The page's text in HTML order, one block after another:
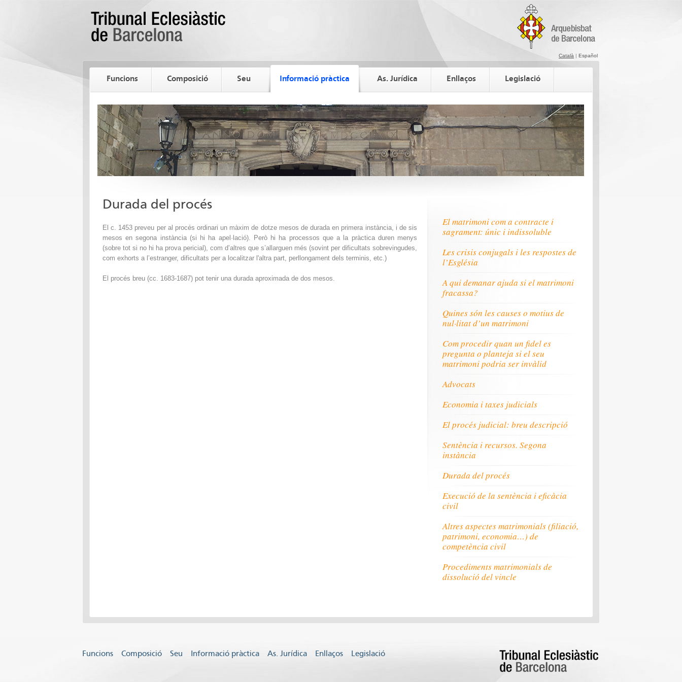
Català | Español
Funcions Composició Seu Informació pràctica As. Jurídica Enllaços Legislació
Durada del procés
El c. 1453 preveu per al procés ordinari un màxim de dotze mesos de durada en primera instància, i de sis
mesos en segona instància (si hi ha apel·lació). Però hi ha processos que a la pràctica duren menys
(sobre tot si no hi ha prova pericial), com d’altres que s’allarguen més (sovint per dificultats sobrevingudes,
com exhorts a l’estranger, dificultats per a localitzar l'altra part, perllongament dels terminis, etc.)
El procés breu (cc. 1683-1687) pot tenir una durada aproximada de dos mesos.
El matrimoni com a contracte i
sagrament: únic i indissoluble
Les crisis conjugals i les respostes de
l’Església
A qui demanar ajuda si el matrimoni
fracassa?
Quines són les causes o motius de
nul·litat d’un matrimoni
Com procedir quan un fidel es
pregunta o planteja si el seu
matrimoni podria ser invàlid
Advocats
Economia i taxes judicials
El procés judicial: breu descripció
Sentència i recursos. Segona
instància
Durada del procés
Execució de la sentència i eficàcia
civil
Altres aspectes matrimonials (filiació,
patrimoni, economia…) de
competència civil
Procediments matrimonials de
dissolució del vincle
Funcions Composició Seu Informació pràctica As. Jurídica Enllaços Legislació